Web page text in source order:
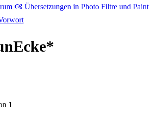
🙧 Übersetzungen in Photo Filtre und Paint
1